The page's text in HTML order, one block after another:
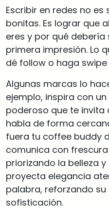
Escribir en redes no
bonitas. Es lograr que
eres y por qué debería
primera impresión. Lo
dé follow o haga
Algunas marcas lo
ejemplo, inspira con
poderoso que te invita
habla de forma
fuera tu coffee buddy
comunica con
priorizando la belleza y
proyecta elegancia
palabra, reforzando
sofisticación.